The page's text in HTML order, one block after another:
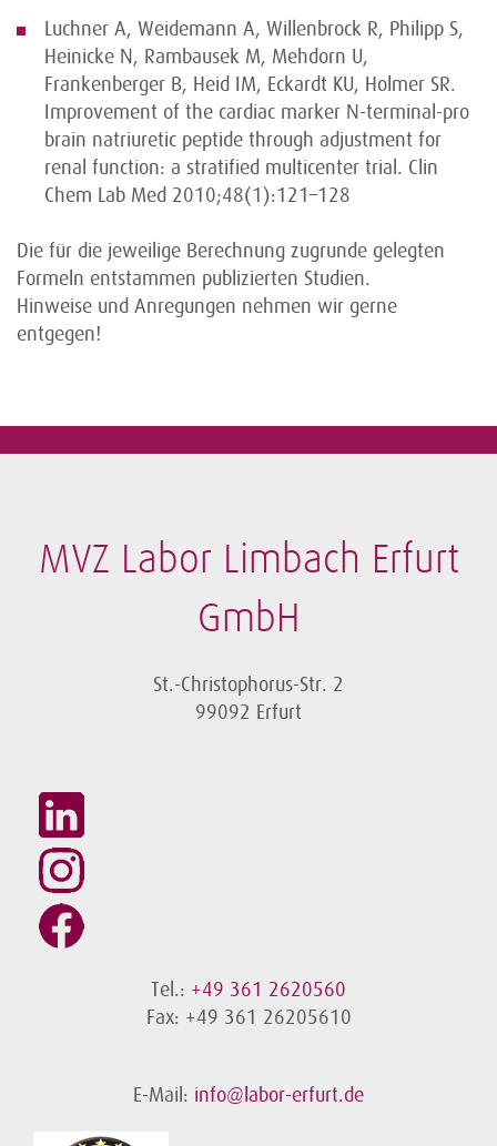
Luchner A, Weidemann A, Willenbrock R, Philipp S,
Heinicke N, Rambausek M, Mehdorn U,
Frankenberger B, Heid IM, Eckardt KU, Holmer SR.
Improvement of the cardiac marker N-terminal-pro
brain natriuretic peptide through adjustment for
renal function: a stratified multicenter trial. Clin
Chem Lab Med 2010;48(1):121–128
Die für die jeweilige Berechnung zugrunde gelegten
Formeln entstammen publizierten Studien.
Hinweise und Anregungen nehmen wir gerne
entgegen!
MVZ Labor Limbach Erfurt
GmbH
St.-Christophorus-Str. 2
99092 Erfurt
Tel.: +49 361 2620560
Fax: +49 361 26205610
E-Mail: info@labor-erfurt.de